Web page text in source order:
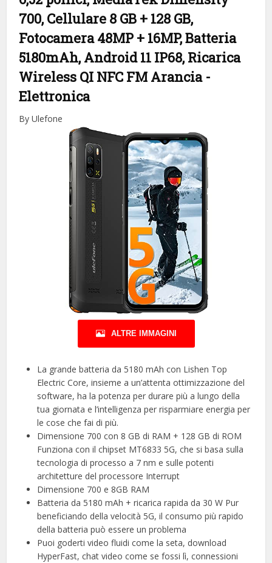
700, Cellulare 8 GB + 128 GB,
Fotocamera 48MP + 16MP, Batteria
5180mAh, Android 11 IP68, Ricarica
Wireless QI NFC FM Arancia -
Elettronica
By Ulefone
ALTRE IMMAGINI
La grande batteria da 5180 mAh con Lishen Top
Electric Core, insieme a un’attenta ottimizzazione del
software, ha la potenza per durare più a lungo della
tua giornata e l’intelligenza per risparmiare energia per
le cose che fai di più.
Dimensione 700 con 8 GB di RAM + 128 GB di ROM
Funziona con il chipset MT6833 5G, che si basa sulla
tecnologia di processo a 7 nm e sulle potenti
architetture del processore Interrupt
Dimensione 700 e 8GB RAM
Batteria da 5180 mAh + ricarica rapida da 30 W Pur
beneficiando della velocità 5G, il consumo più rapido
della batteria può essere un problema
Puoi goderti video fluidi come la seta, download
HyperFast, chat video come se fossi lì, connessioni